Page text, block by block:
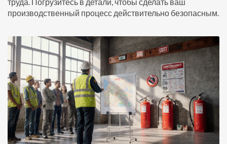
производственный процесс действительно безопасным.